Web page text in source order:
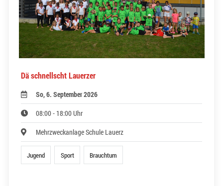
Dä schnellscht Lauerzer
So, 6. September 2026
08:00 - 18:00 Uhr
Mehrzweckanlage Schule Lauerz
Jugend Sport Brauchtum